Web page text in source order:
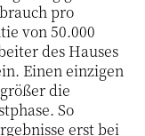
pro
von 50.000
des Hauses
Einen einzigen
die
So
erst bei